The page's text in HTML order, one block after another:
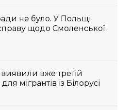
не було. У Польщі
щодо Смоленської
вже третій
мігрантів із Білорусі